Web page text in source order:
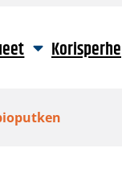
Korisperhe